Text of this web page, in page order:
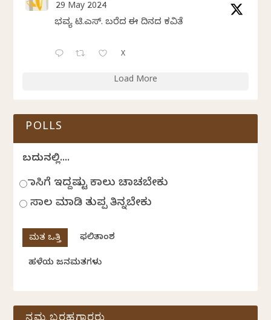
29 May 2024
ಭವ್ಯ ಟಿ.ಎಸ್. ಬರೆದ ಈ ದಿನದ ಕವಿತೆ
X
Load More
POLLS
ಬದುಕಿನಲ್ಲಿ....
ಹಾಸಿಗೆ ಇದ್ದಷ್ಟು ಕಾಲು ಚಾಚಬೇಕು
ಸಾಲ ಮಾಡಿ ತುಪ್ಪ ತಿನ್ನಬೇಕು
ಫಲಿತಾಂಶ
ಹಳೆಯ ಜನಮತಗಳು